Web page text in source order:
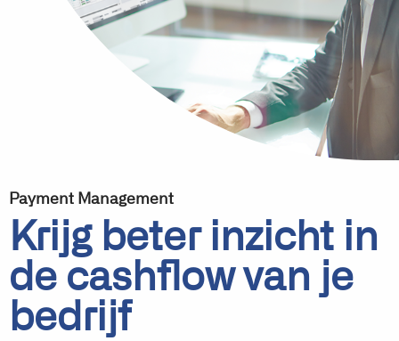
Payment Management
Krijg beter inzicht in
de cashflow van je
bedrijf